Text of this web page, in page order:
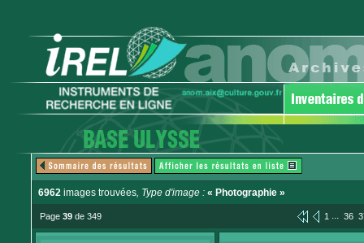
6962 images trouvées, Type d'image : « Photographie »
Page 39 de 349 1 ... 36